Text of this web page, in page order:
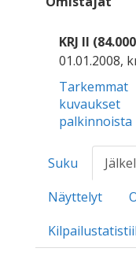
KRJ II
01.01.2008,
Tarkemmat
kuvaukset
palkinnoista
Suku
Näyttelyt